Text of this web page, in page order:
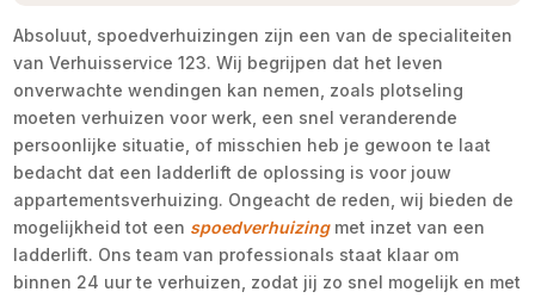
Absoluut, spoedverhuizingen zijn een van de specialiteiten
van Verhuisservice 123. Wij begrijpen dat het leven
onverwachte wendingen kan nemen, zoals plotseling
moeten verhuizen voor werk, een snel veranderende
persoonlijke situatie, of misschien heb je gewoon te laat
bedacht dat een ladderlift de oplossing is voor jouw
appartementsverhuizing. Ongeacht de reden, wij bieden de
mogelijkheid tot een spoedverhuizingmet inzet van een
ladderlift. Ons team van professionals staat klaar om
binnen 24 uur te verhuizen, zodat jij zo snel mogelijk en met